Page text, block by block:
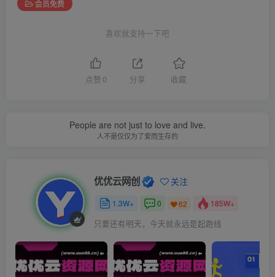
会员免费
喜欢就支持一下吧
点赞 0 分享 收藏
People are not just to love and live.
人不是仅仅为了爱而生存的
优优云网创 关注
1.3W+ 0 62 185W+
只要还有明天，今天就永远是起跑线